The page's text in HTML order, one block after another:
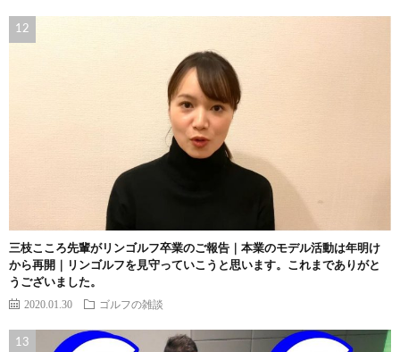
三枝こころ先輩がリンゴルフ卒業のご報告｜本業のモデル活動は年明け
から再開｜リンゴルフを見守っていこうと思います。これまでありがと
うございました。
2020.01.30 ゴルフの雑談